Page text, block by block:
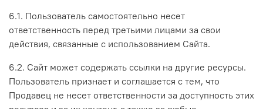
6.1. Пользователь самостоятельно несет
ответственность перед третьими лицами за свои
действия, связанные с использованием Сайта.
6.2. Сайт может содержать ссылки на другие ресурсы.
Пользователь признает и соглашается с тем, что
Продавец не несет ответственности за доступность этих